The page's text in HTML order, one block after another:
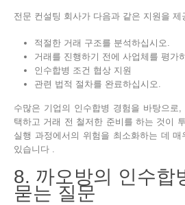
전문 컨설팅 회사가 다음과 같은 지원을 제
적절한 거래 구조를 분석하십시오.
거래를 진행하기 전에 사업체를 평가
인수합병 조건 협상 지원
관련 법적 절차를 완료하십시오.
수많은 기업의 인수합병 경험을 바탕으로
택하고 거래 전 철저한 준비를 하는 것이
실행 과정에서의 위험을 최소화하는 데
있습니다 .
8. 까오방의 인수합
묻는 질문